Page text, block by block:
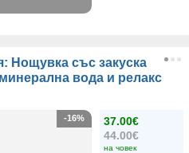
Нощувка със закуска
вода и релакс
37.00€
44.00€
на човек
-16%